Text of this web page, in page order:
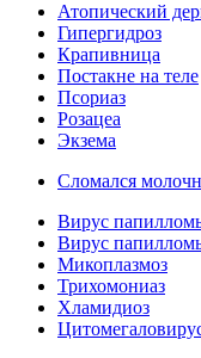
Атопический
Гипергидроз
Крапивница
Постакне на теле
Псориаз
Розацеа
Экзема
Сломался
Вирус
Вирус
Микоплазмоз
Трихомониаз
Хламидиоз